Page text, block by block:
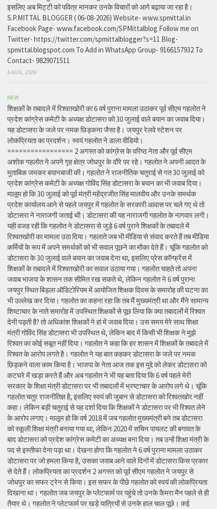
इसलिए अब मिट्टी को पवित्र मानकर उनके विचारों को आगे बढ़ाया जा रहा है।
S.P.MITTAL BLOGGER ( 06-08-2026) Website- www.spmittal.in
Facebook Page- www.facebook.com/SPMittalblog Follow me on
Twitter- https://twitter.com/spmittalblogger?s=11 Blog-
spmittal.blogspot.com To Add in WhatsApp Group- 9166157932 To
Contact- 9829071511
6 AUG, 2026
NEW
शिक्षकों के तबादले में रिश्वतखोरी का 6 वर्ष पुराना मामला उठाकर पूर्व सीएम गहलोत ने
प्रदेश कांग्रेस कमेटी के अध्यक्ष डोटासरा को 30 जुलाई वाले बयान का जवाब दिया।
यह डोटासरा के जले पर नमक छिड़कना जैसा है। जयपुर रेलवे स्टेशन पर
लोकप्रियता का प्रदर्शन। स्वयं गहलोत ने डाला वीडियो।
================= 2 अगस्त को कांग्रेस के वरिष्ठ नेता और पूर्व सीएम
अशोक गहलोत ने अपने गृह क्षेत्र जोधपुर के दौरे पर रहे। गहलोत ने अपनी आदत के
मुताबिक जमकर बयानबाजी की। गहलोत ने राजनीतिक चतुराई से गत 30 जुलाई को
प्रदेश कांग्रेस कमेटी के अध्यक्ष गोविंद सिंह डोटासरा के बयान का भी जवाब दिया।
मालूम हो कि 30 जुलाई को पूर्व मंत्री महेंद्रजीत सिंह मालवीय और उनके समर्थक
प्रदेश कार्यालय आने से पहले जयपुर में गहलोत के सरकारी आवास पर चले गए थे तो
डोटासरा ने नाराजगी जताई थी। डोटासरा की यह नाराजगी गहलोत के नागवार लगी।
यही वजह रही कि गहलोत ने डोटासरा से जुड़े 6 वर्ष पुराने शिक्षकों के तबादले में
रिश्वतखोरी का मामला उठा दिया। गहलाते जब भी मीडिया से संवाद करते हैं तब मीडिया
कर्मियों के रूप में अपने समर्थकों को भी सवाल पूछने का मौका देते हैं। चूंकि गहलोत को
डोटासरा के 30 जुलाई वाले बयान का जवाब देना था, इसलिए प्रेस कॉन्फ्रेंस में
शिक्षकों के तबादले में रिश्वतखोरी का सवाल उठाया गया। गहलोत चाहते तो अपना
जवाब भाजपा के शासन तक सीमित रख सकते थे, लेकिन गहलोत ने 6 वर्ष पुराना
जयपुर स्थित बिड़ला ऑडिटोरियम में आयोजित शिक्षक दिवस के समारोह की घटना का
भी उल्लेख कर दिया। गहलोत का कहना रहा कि तब मैं मुख्यमंत्री था और मैंने सामान्य
शिष्टाचार के नाते समारोह में उपस्थित शिक्षकों से पूछ लिया कि क्या तबादलों में रिश्वत
देनी पड़ती है? तो अधिकांश शिक्षकों ने हां में जवाब दिया। उस समय मेरे साथ शिक्षा
मंत्री गोविंद सिंह डोटासरा भी उपस्थित थे, लेकिन बाद में किसी भी शिक्षक ने मुझे
रिश्वत का कोई सबूत नहीं दिया। गहलोत ने कहा कि हर शासन में शिक्षकों के तबादले में
रिश्वत के आरोप लगते है। गहलोत ने यह बात कहकर डोटासरा के जले पर नमक
छिड़कने वाला काम किया है। भाजपा के नेता आज तक इस मुद्दे को लेकर डोटासरा को
कटघरे में खड़ा करते हैं और अब गहलोत ने भी यह बता दिया कि 6 वर्ष पहले मेरी
सरकार के शिक्षा मंत्री डोटासरा पर भी तबादलों में भ्रष्टाचार के आरोप लगे थे। चूंकि
गहलोत चतुर राजनीतिज्ञ है, इसलिए स्वयं की जुबान से डोटासरा को रिश्वतखोर नहीं
कहा। लेकिन बड़ी चतुराई से यह दर्शा दिया कि शिक्षकों ने डोटासरा पर भी रिश्वत लेने
के आरोप लगाए। मालूम हो कि वर्ष 2018 में जब गहलोत मुख्यमंत्री बने तब डोटासरा
को स्कूली शिक्षा मंत्री बनाया गया था, लेकिन 2020 में सचिन पायलट की बगावत के
बाद डोटासरा को प्रदेश कांग्रेस कमेटी का अध्यक्ष बना दिया। तब उन्हें शिक्षा मंत्री के
पद से इस्तीफा देना पड़ा था। देखना होगा कि गहलोत ने 6 वर्ष पुराना मामला उठाकर
डोटासरा पर जो हमला किया है, उसका जवाब आने वाले दिनों में डोटासरा किस प्रकार
से देते हैं। लोकप्रियता का प्रदर्शन 2 अगस्त को पूर्व सीएम गहलोत ने जयपुर से
जोधपुर का सफर ट्रेन से किया। इस सफर के पीछे गहलोत को स्वयं की लोकप्रियता
दिखाना था। गहलोत जब जयपुर के प्लेटफार्म पर पहुंचे तो उनके कैमरा मैन पहले से ही
तैयार थे। गहलोत ने प्लेटफार्म पर खड़े यात्रियों से उनके हाल चाल पूछे। कई